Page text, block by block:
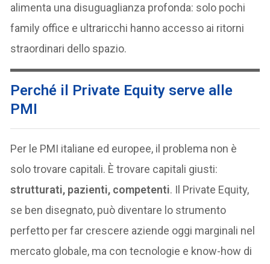
alimenta una disuguaglianza profonda: solo pochi
family office e ultraricchi hanno accesso ai ritorni
straordinari dello spazio.
Perché il Private Equity serve alle
PMI
Per le PMI italiane ed europee, il problema non è
solo trovare capitali. È trovare capitali giusti:
strutturati, pazienti, competenti. Il Private Equity,
se ben disegnato, può diventare lo strumento
perfetto per far crescere aziende oggi marginali nel
mercato globale, ma con tecnologie e know-how di